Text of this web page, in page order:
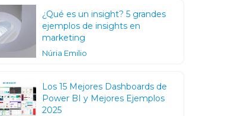
¿Qué es un insight? 5 grandes
ejemplos de insights en
marketing
Núria Emilio
Los 15 Mejores Dashboards de
Power BI y Mejores Ejemplos
2025